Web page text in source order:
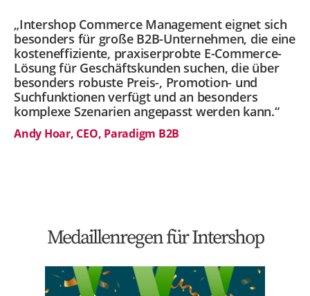
„Intershop Commerce Management eignet sich
besonders für große B2B-Unternehmen, die eine
kosteneffiziente, praxiserprobte E-Commerce-
Lösung für Geschäftskunden suchen, die über
besonders robuste Preis-, Promotion- und
Suchfunktionen verfügt und an besonders
komplexe Szenarien angepasst werden kann.“
Andy Hoar, CEO, Paradigm B2B
Medaillenregen für Intershop